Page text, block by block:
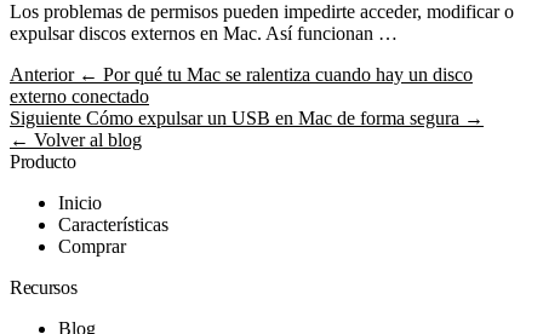
Los problemas de permisos pueden impedirte acceder, modificar o
expulsar discos externos en Mac. Así funcionan …
Anterior ← Por qué tu Mac se ralentiza cuando hay un disco
externo conectado
Siguiente Cómo expulsar un USB en Mac de forma segura →
← Volver al blog
Producto
Inicio
Características
Comprar
Recursos
Blog